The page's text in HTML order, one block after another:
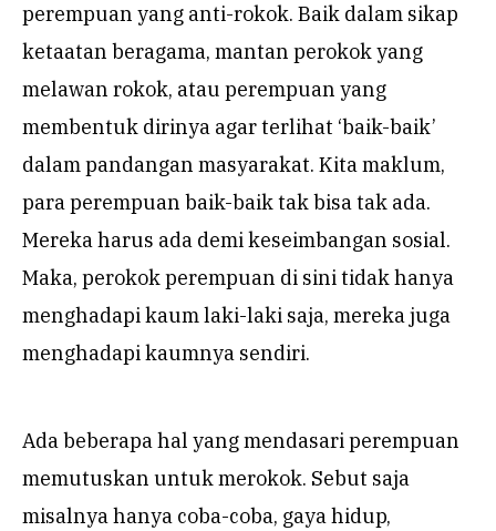
perempuan yang anti-rokok. Baik dalam sikap
ketaatan beragama, mantan perokok yang
melawan rokok, atau perempuan yang
membentuk dirinya agar terlihat ‘baik-baik’
dalam pandangan masyarakat. Kita maklum,
para perempuan baik-baik tak bisa tak ada.
Mereka harus ada demi keseimbangan sosial.
Maka, perokok perempuan di sini tidak hanya
menghadapi kaum laki-laki saja, mereka juga
menghadapi kaumnya sendiri.
Ada beberapa hal yang mendasari perempuan
memutuskan untuk merokok. Sebut saja
misalnya hanya coba-coba, gaya hidup,